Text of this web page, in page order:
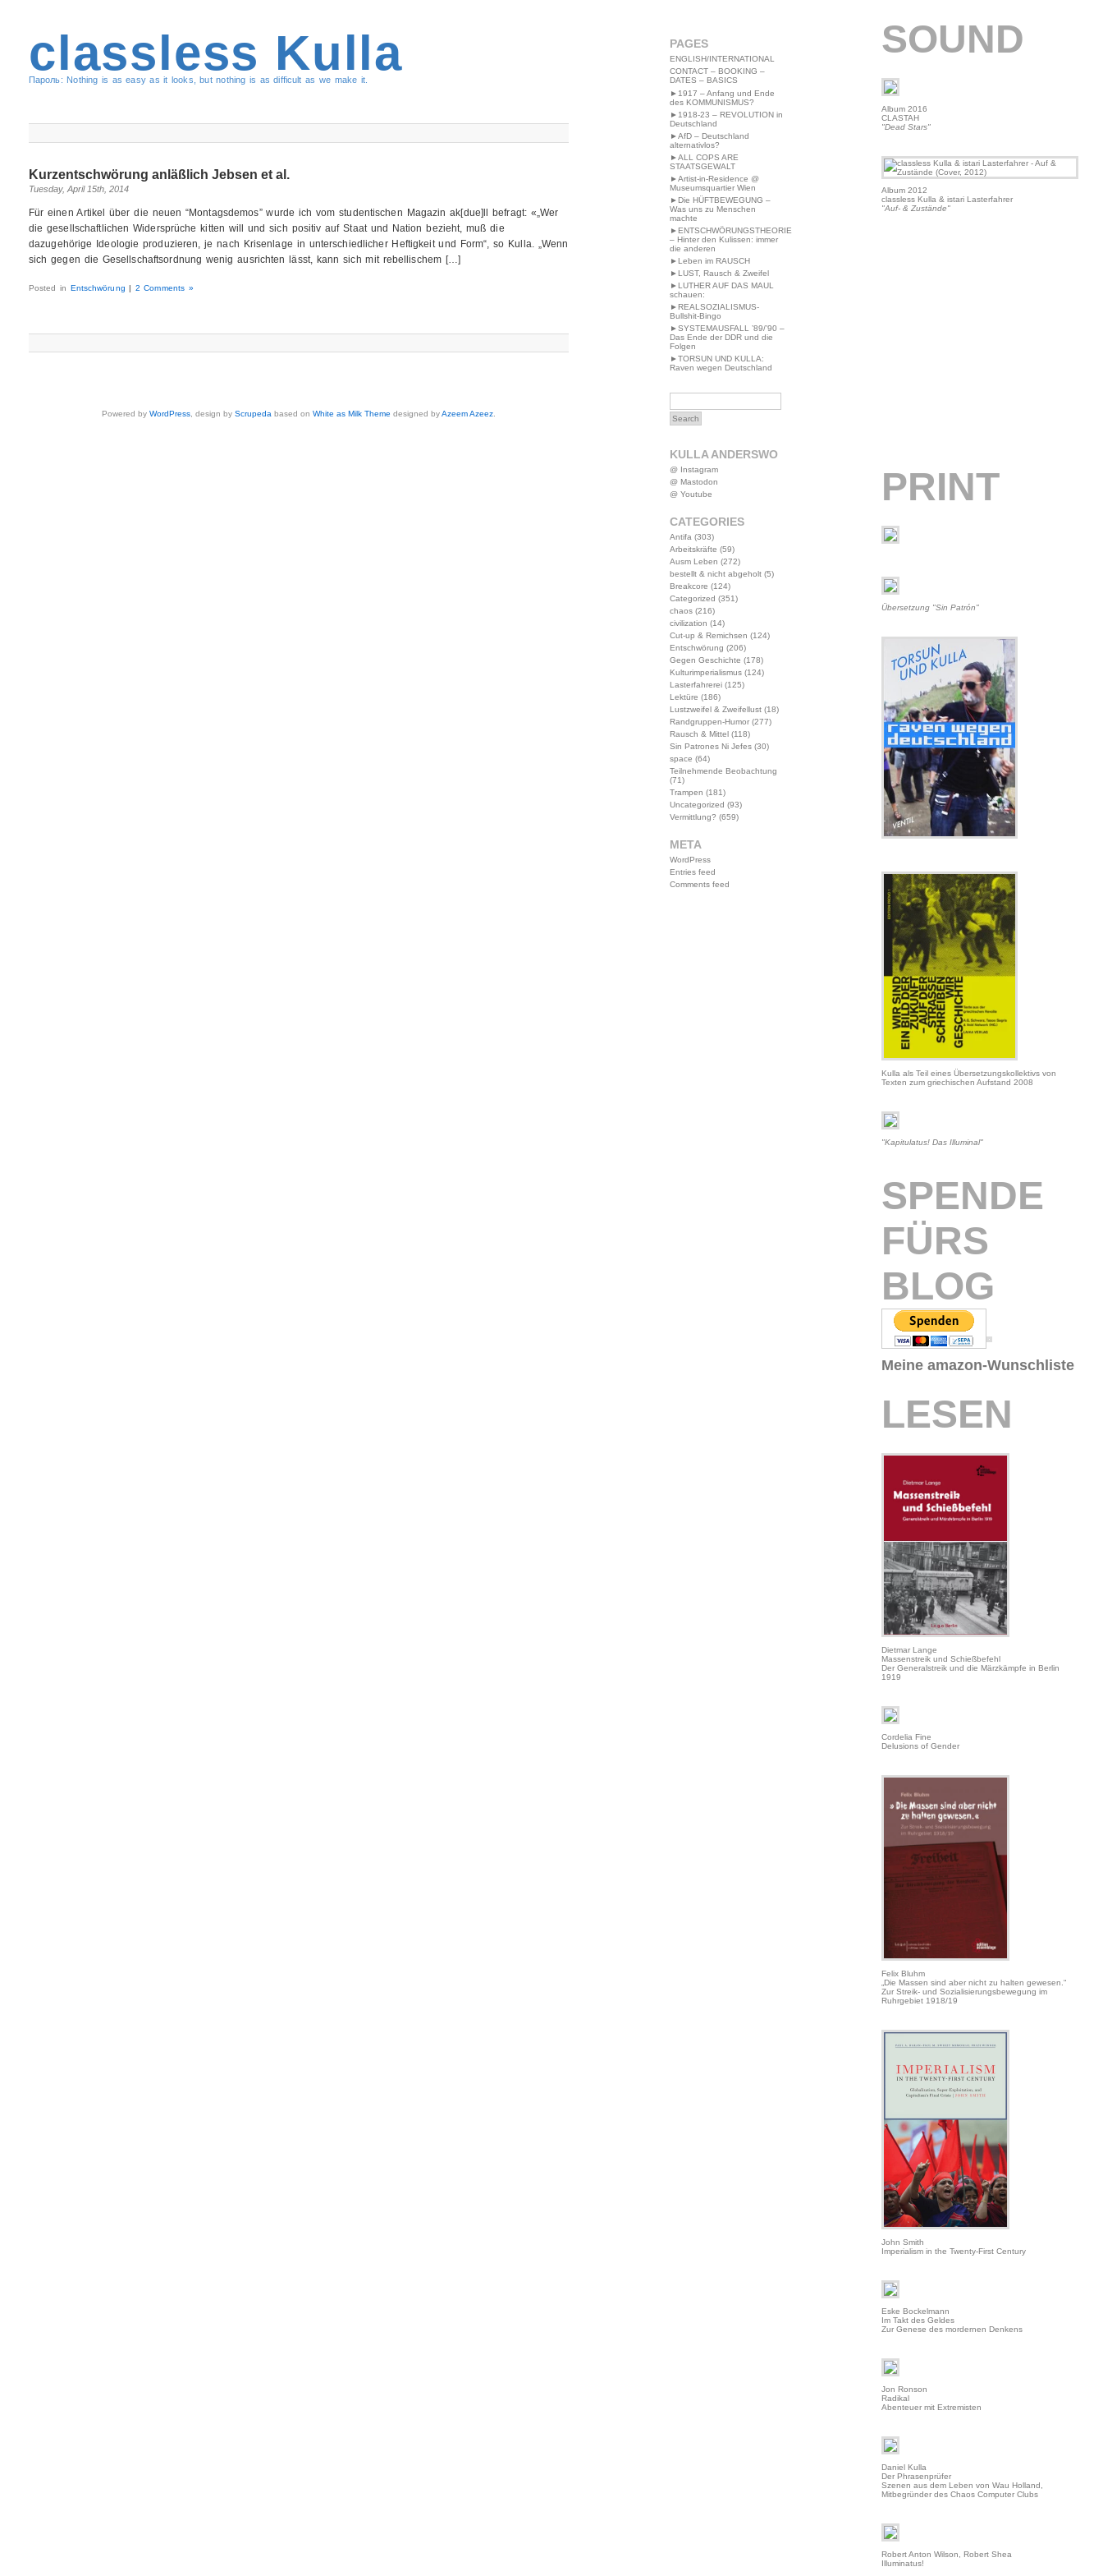
classless Kulla
Пароль: Nothing is as easy as it looks, but nothing is as difficult as we make it.
Kurzentschwörung anläßlich Jebsen et al.
Tuesday, April 15th, 2014
Für einen Artikel über die neuen “Montagsdemos” wurde ich vom studentischen Magazin ak[due]ll befragt: «„Wer
die gesellschaftlichen Widersprüche kitten will und sich positiv auf Staat und Nation bezieht, muß die
dazugehörige Ideologie produzieren, je nach Krisenlage in unterschiedlicher Heftigkeit und Form“, so Kulla. „Wenn
sich gegen die Gesellschaftsordnung wenig ausrichten lässt, kann sich mit rebellischem […]
Posted in Entschwörung | 2 Comments »
Powered byWordPress , design byScrupeda based onWhite as Milk Theme designed byAzeem Azeez
PAGES
ENGLISH/INTERNATIONAL
CONTACT – BOOKING –
DATES – BASICS
►1917 – Anfang und Ende
des KOMMUNISMUS?
►1918-23 – REVOLUTION in
Deutschland
►AfD – Deutschland
alternativlos?
►ALL COPS ARE
STAATSGEWALT
►Artist-in-Residence @
Museumsquartier Wien
►Die HÜFTBEWEGUNG –
Was uns zu Menschen
machte
►ENTSCHWÖRUNGSTHEORIE
– Hinter den Kulissen: immer
die anderen
►Leben im RAUSCH
►LUST, Rausch & Zweifel
►LUTHER AUF DAS MAUL
schauen:
►REALSOZIALISMUS-
Bullshit-Bingo
►SYSTEMAUSFALL ’89/’90 –
Das Ende der DDR und die
Folgen
►TORSUN UND KULLA:
Raven wegen Deutschland
KULLA ANDERSWO
@ Instagram
@ Mastodon
@ Youtube
CATEGORIES
Antifa (303)
Arbeitskräfte (59)
Ausm Leben (272)
bestellt & nicht abgeholt(5)
Breakcore (124)
Categorized (351)
chaos(216)
civilization (14)
Cut-up & Remichsen (124)
Entschwörung (206)
Gegen Geschichte (178)
Kulturimperialismus(124)
Lasterfahrerei(125)
Lektüre (186)
Lustzweifel & Zweifellust(18)
Randgruppen-Humor(277)
Rausch & Mittel(118)
Sin Patrones Ni Jefes(30)
space (64)
Teilnehmende Beobachtung
(71)
Trampen (181)
Uncategorized (93)
Vermittlung? (659)
META
WordPress
Entries feed
Comments feed
SOUND
Album 2016
CLASTAH
"Dead Stars"
Album 2012
classless Kulla & istari Lasterfahrer
"Auf- & Zustände"
PRINT
Übersetzung "Sin Patrón"
Kulla als Teil eines Übersetzungskollektivs von
Texten zum griechischen Aufstand 2008
"Kapitulatus! Das Illuminal"
SPENDE
FÜRS
BLOG
Meine amazon-Wunschliste
LESEN
Dietmar Lange
Massenstreik und Schießbefehl
Der Generalstreik und die Märzkämpfe in Berlin
1919
Cordelia Fine
Delusions of Gender
Felix Bluhm
„Die Massen sind aber nicht zu halten gewesen.“
Zur Streik- und Sozialisierungsbewegung im
Ruhrgebiet 1918/19
John Smith
Imperialism in the Twenty-First Century
Eske Bockelmann
Im Takt des Geldes
Zur Genese des mordernen Denkens
Jon Ronson
Radikal
Abenteuer mit Extremisten
Daniel Kulla
Der Phrasenprüfer
Szenen aus dem Leben von Wau Holland,
Mitbegründer des Chaos Computer Clubs
Robert Anton Wilson, Robert Shea
Illuminatus!